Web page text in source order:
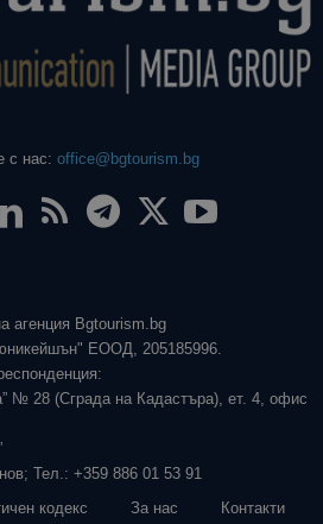
с нас: office@bgtourism.bg
агенция Bgtourism.bg
ЕООД, 205185996.
№ 28 (Сграда на Кадастъра), ет. 4, офис
Тел.: +359 886 01 53 91
кодекс За нас Контакти